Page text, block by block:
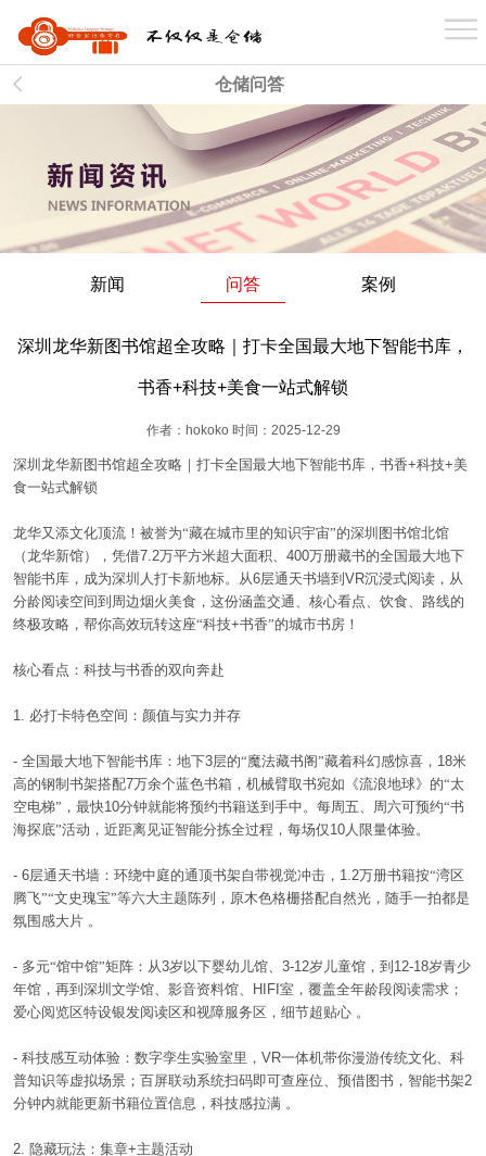
仓储问答
新闻 问答 案例
深圳龙华新图书馆超全攻略｜打卡全国最大地下智能书库，
书香+科技+美食一站式解锁
作者：hokoko 时间：2025-12-29
深圳龙华新图书馆超全攻略｜打卡全国最大地下智能书库，书香+科技+美
食一站式解锁
龙华又添文化顶流！被誉为“藏在城市里的知识宇宙”的深圳图书馆北馆
（龙华新馆），凭借7.2万平方米超大面积、 400万册藏书的全国最大地下
智能书库，成为深圳人打卡新地标。从6层通天书墙到 VR沉浸式阅读，从
分龄阅读空间到周边烟火美食，这份涵盖交通、核心看点、饮食、路线的
终极攻略，帮你高效玩转这座“科技+书香”的城市书房！
核心看点：科技与书香的双向奔赴
1. 必打卡特色空间：颜值与实力并存
- 全国最大地下智能书库：地下3层的“魔法藏书阁”藏着科幻感惊喜， 18米
高的钢制书架搭配7万余个蓝色书箱，机械臂取书宛如《流浪地球》的“太
空电梯”，最快10分钟就能将预约书籍送到手中。每周五、周六可预约“书
海探底”活动，近距离见证智能分拣全过程，每场仅 10人限量体验。
- 6层通天书墙：环绕中庭的通顶书架自带视觉冲击， 1.2万册书籍按“湾区
腾飞”“文史瑰宝”等六大主题陈列，原木色格栅搭配自然光，随手一拍都是
氛围感大片 。
- 多元“馆中馆”矩阵：从3岁以下婴幼儿馆、 3-12岁儿童馆，到 12-18岁青少
年馆，再到深圳文学馆、影音资料馆、
HIFI 室，覆盖全年龄段阅读需求；
爱心阅览区特设银发阅读区和视障服务区，细节超贴心 。
- 科技感互动体验：数字孪生实验室里， VR一体机带你漫游传统文化、科
普知识等虚拟场景；百屏联动系统扫码即可查座位、预借图书，智能书架2
分钟内就能更新书籍位置信息，科技感拉满 。
2. 隐藏玩法：集章+主题活动
关于我们
业务介绍
仓库分布
新闻资讯
仓储问答